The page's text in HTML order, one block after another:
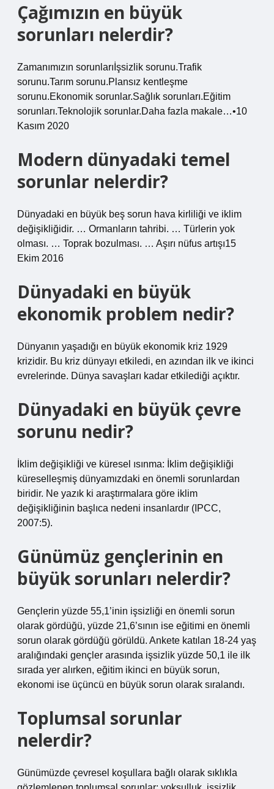
Çağımızın en büyük
sorunları nelerdir?
Zamanımızın sorunlarıİşsizlik sorunu.Trafik
sorunu.Tarım sorunu.Plansız kentleşme
sorunu.Ekonomik sorunlar.Sağlık sorunları.Eğitim
sorunları.Teknolojik sorunlar.Daha fazla makale…•10
Kasım 2020
Modern dünyadaki temel
sorunlar nelerdir?
Dünyadaki en büyük beş sorun hava kirliliği ve iklim
değişikliğidir. … Ormanların tahribi. … Türlerin yok
olması. … Toprak bozulması. … Aşırı nüfus artışı15
Ekim 2016
Dünyadaki en büyük
ekonomik problem nedir?
Dünyanın yaşadığı en büyük ekonomik kriz 1929
krizidir. Bu kriz dünyayı etkiledi, en azından ilk ve ikinci
evrelerinde. Dünya savaşları kadar etkilediği açıktır.
Dünyadaki en büyük çevre
sorunu nedir?
İklim değişikliği ve küresel ısınma: İklim değişikliği
küreselleşmiş dünyamızdaki en önemli sorunlardan
biridir. Ne yazık ki araştırmalara göre iklim
değişikliğinin başlıca nedeni insanlardır (IPCC,
2007:5).
Günümüz gençlerinin en
büyük sorunları nelerdir?
Gençlerin yüzde 55,1’inin işsizliği en önemli sorun
olarak gördüğü, yüzde 21,6’sının ise eğitimi en önemli
sorun olarak gördüğü görüldü. Ankete katılan 18-24 yaş
aralığındaki gençler arasında işsizlik yüzde 50,1 ile ilk
sırada yer alırken, eğitim ikinci en büyük sorun,
ekonomi ise üçüncü en büyük sorun olarak sıralandı.
Toplumsal sorunlar
nelerdir?
Günümüzde çevresel koşullara bağlı olarak sıklıkla